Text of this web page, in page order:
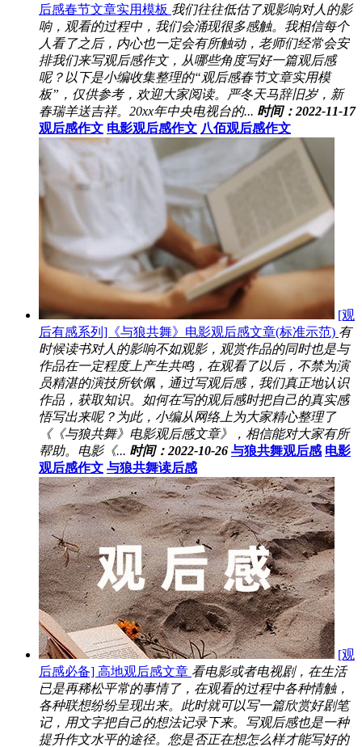
后感春节文章实用模板 我们往往低估了观影响对人的影
响，观看的过程中，我们会涌现很多感触。我相信每个
人看了之后，内心也一定会有所触动，老师们经常会安
排我们来写观后感作文，从哪些角度写好一篇观后感
呢？以下是小编收集整理的“观后感春节文章实用模
板”，仅供参考，欢迎大家阅读。严冬天马辞旧岁，新
春瑞羊送吉祥。20xx年中央电视台的... 时间：2022-11-17
观后感作文 电影观后感作文 八佰观后感作文
[观
后有感系列]《与狼共舞》电影观后感文章(标准示范) 有
时候读书对人的影响不如观影，观赏作品的同时也是与
作品在一定程度上产生共鸣，在观看了以后，不禁为演
员精湛的演技所钦佩，通过写观后感，我们真正地认识
作品，获取知识。如何在写的观后感时把自己的真实感
悟写出来呢？为此，小编从网络上为大家精心整理了
《《与狼共舞》电影观后感文章》，相信能对大家有所
帮助。电影《... 时间：2022-10-26 与狼共舞观后感 电影
观后感作文 与狼共舞读后感
[观
后感必备] 高地观后感文章 看电影或者电视剧，在生活
已是再稀松平常的事情了，在观看的过程中各种情触，
各种联想纷纷呈现出来。此时就可以写一篇欣赏好剧笔
记，用文字把自己的想法记录下来。写观后感也是一种
提升作文水平的途径。您是否正在想怎么样才能写好的